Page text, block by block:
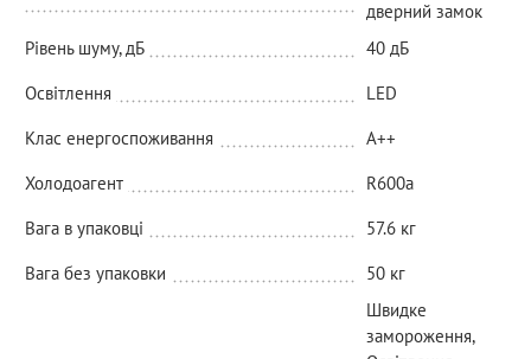
дверний замок
Рівень шуму, дБ
40 дБ
Освітлення
LED
Клас енергоспоживання
A++
Холодоагент
R600a
Вага в упаковці
57.6 кг
Вага без упаковки
50 кг
Швидке
замороження,